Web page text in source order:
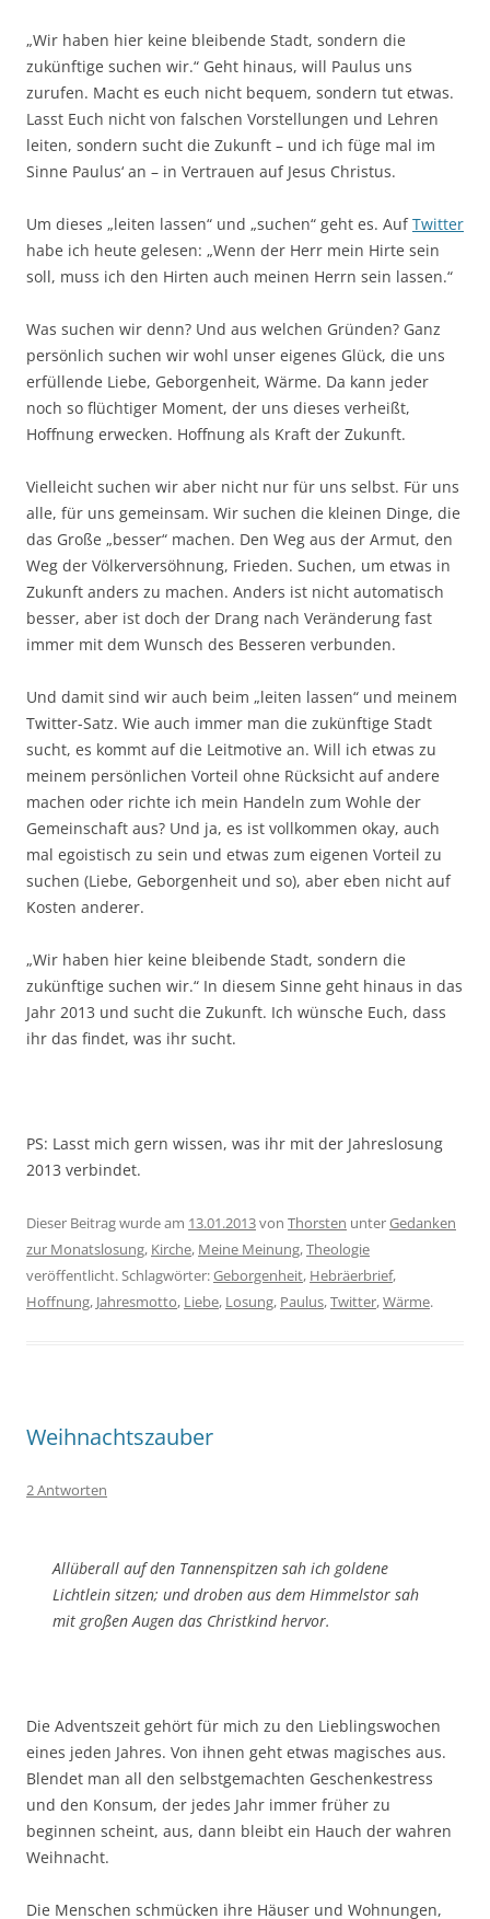
„Wir haben hier keine bleibende Stadt, sondern die
zukünftige suchen wir.“ Geht hinaus, will Paulus uns
zurufen. Macht es euch nicht bequem, sondern tut etwas.
Lasst Euch nicht von falschen Vorstellungen und Lehren
leiten, sondern sucht die Zukunft – und ich füge mal im
Sinne Paulus‘ an – in Vertrauen auf Jesus Christus.
Um dieses „leiten lassen“ und „suchen“ geht es. AufTwitter
habe ich heute gelesen: „Wenn der Herr mein Hirte sein
soll, muss ich den Hirten auch meinen Herrn sein lassen.“
Was suchen wir denn? Und aus welchen Gründen? Ganz
persönlich suchen wir wohl unser eigenes Glück, die uns
erfüllende Liebe, Geborgenheit, Wärme. Da kann jeder
noch so flüchtiger Moment, der uns dieses verheißt,
Hoffnung erwecken. Hoffnung als Kraft der Zukunft.
Vielleicht suchen wir aber nicht nur für uns selbst. Für uns
alle, für uns gemeinsam. Wir suchen die kleinen Dinge, die
das Große „besser“ machen. Den Weg aus der Armut, den
Weg der Völkerversöhnung, Frieden. Suchen, um etwas in
Zukunft anders zu machen. Anders ist nicht automatisch
besser, aber ist doch der Drang nach Veränderung fast
immer mit dem Wunsch des Besseren verbunden.
Und damit sind wir auch beim „leiten lassen“ und meinem
Twitter-Satz. Wie auch immer man die zukünftige Stadt
sucht, es kommt auf die Leitmotive an. Will ich etwas zu
meinem persönlichen Vorteil ohne Rücksicht auf andere
machen oder richte ich mein Handeln zum Wohle der
Gemeinschaft aus? Und ja, es ist vollkommen okay, auch
mal egoistisch zu sein und etwas zum eigenen Vorteil zu
suchen (Liebe, Geborgenheit und so), aber eben nicht auf
Kosten anderer.
„Wir haben hier keine bleibende Stadt, sondern die
zukünftige suchen wir.“ In diesem Sinne geht hinaus in das
Jahr 2013 und sucht die Zukunft. Ich wünsche Euch, dass
ihr das findet, was ihr sucht.
PS: Lasst mich gern wissen, was ihr mit der Jahreslosung
2013 verbindet.
Dieser Beitrag wurde am 13.01.2013von Thorsten unterGedanken
zur Monatslosung, Kirche, Meine Meinung,Theologie
veröffentlicht. Schlagwörter:Geborgenheit, Hebräerbrief,
Hoffnung, Jahresmotto, Liebe, Losung, Paulus,Twitter,Wärme.
Weihnachtszauber
2 Antworten
Allüberall auf den Tannenspitzen sah ich goldene
Lichtlein sitzen; und droben aus dem Himmelstor sah
mit großen Augen das Christkind hervor.
Die Adventszeit gehört für mich zu den Lieblingswochen
eines jeden Jahres. Von ihnen geht etwas magisches aus.
Blendet man all den selbstgemachten Geschenkestress
und den Konsum, der jedes Jahr immer früher zu
beginnen scheint, aus, dann bleibt ein Hauch der wahren
Weihnacht.
Die Menschen schmücken ihre Häuser und Wohnungen,